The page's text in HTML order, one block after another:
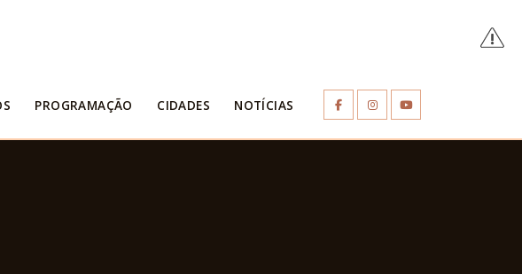
PROGRAMAÇÃO CIDADES NOTÍCIAS